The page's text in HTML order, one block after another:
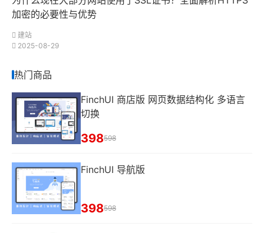
加密的必要性与优势
建站
2025-08-29
热门商品
FinchUI 商店版 网页数据结构化 多语言
切换
398598
FinchUI 导航版
398598